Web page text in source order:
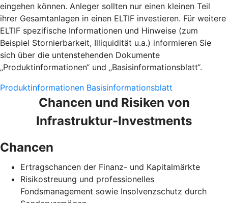
eingehen können. Anleger sollten nur einen kleinen Teil
ihrer Gesamtanlagen in einen ELTIF investieren. Für weitere
ELTIF spezifische Informationen und Hinweise (zum
Beispiel Stornierbarkeit, Illiquidität u.a.) informieren Sie
sich über die untenstehenden Dokumente
„Produktinformationen“ und „Basisinformationsblatt“.
Produktinformationen Basisinformationsblatt
Chancen und Risiken von
Infrastruktur-Investments
Chancen
Ertragschancen der Finanz- und Kapitalmärkte
Risikostreuung und professionelles
Fondsmanagement sowie Insolvenzschutz durch